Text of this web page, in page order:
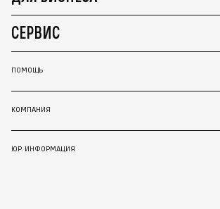
СЕРВИС
ПОМОЩЬ
КОМПАНИЯ
ЮР. ИНФОРМАЦИЯ